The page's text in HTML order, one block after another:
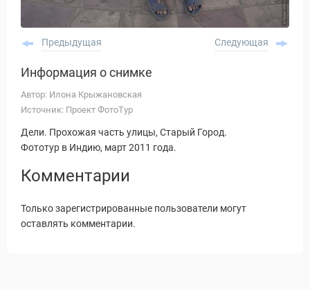
Предыдущая Следующая
Информация о снимке
Автор: Илона Крыжановская
Источник: Проект ФотоТур
Дели. Прохожая часть улицы, Старый Город.
Фототур в Индию, март 2011 года.
Комментарии
Только зарегистрированные пользователи могут
оставлять комментарии.